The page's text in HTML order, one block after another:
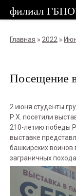
Главная » 2022 »
Посещение
2 июня студенты
Р.Х. посетили
210-летию победы
выставке
башкирских воинов
заграничных